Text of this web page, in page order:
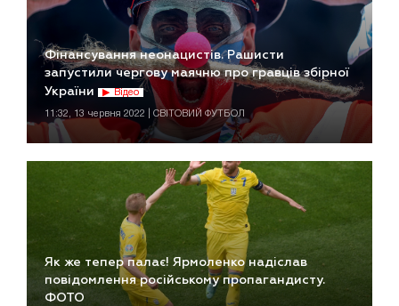
Фінансування неонацистів. Рашисти
запустили чергову маячню про гравців збірної
України
Відео
11:32, 13 червня 2022 | СВІТОВИЙ ФУТБОЛ
Як же тепер палає! Ярмоленко надіслав
повідомлення російському пропагандисту.
ФОТО